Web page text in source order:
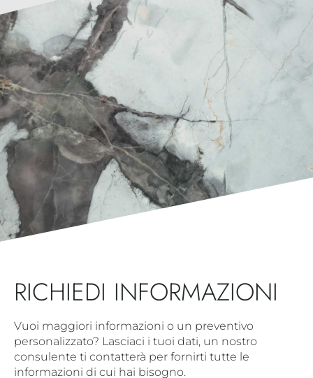
RICHIEDI INFORMAZIONI
Vuoi maggiori informazioni o un preventivo
personalizzato? Lasciaci i tuoi dati, un nostro
consulente ti contatterà per fornirti tutte le
informazioni di cui hai bisogno.